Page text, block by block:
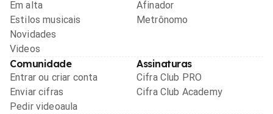
Em alta
Estilos musicais
Novidades
Videos
Afinador
Metrônomo
Comunidade
Entrar ou criar conta
Enviar cifras
Pedir videoaula
Assinaturas
Cifra Club PRO
Cifra Club Academy